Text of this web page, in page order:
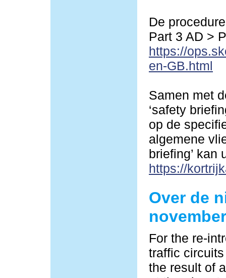
De
Part 3 AD >
https://
en-GB.html
Samen met
‘safety
op de
algemene
briefing’ kan
https://
Over de
For the re-
traffic
the result of